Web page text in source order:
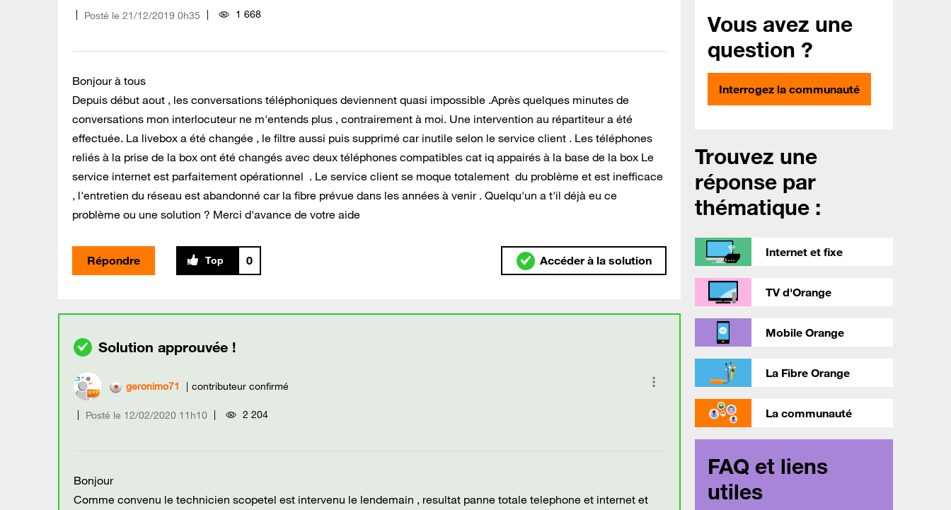
Posté le ‎21/12/2019 0h35 1 668
Bonjour à tous
Depuis début aout , les conversations téléphoniques deviennent quasi impossible .Après quelques minutes de
conversations mon interlocuteur ne m'entends plus , contrairement à moi. Une intervention au répartiteur a été
effectuée. La livebox a été changée , le filtre aussi puis supprimé car inutile selon le service client . Les téléphones
reliés à la prise de la box ont été changés avec deux téléphones compatibles cat iq appairés à la base de la box Le
service internet est parfaitement opérationnel . Le service client se moque totalement du problème et est inefficace
, l'entretien du réseau est abandonné car la fibre prévue dans les années à venir . Quelqu'un a t'il déjà eu ce
problème ou une solution ? Merci d'avance de votre aide
Répondre 0 Accéder à la solution
geronimo71 contributeur confirmé
Posté le ‎12/02/2020 11h10 2 204
Bonjour
Comme convenu le technicien scopetel est intervenu le lendemain , resultat panne totale telephone et internet et
Vous avez une
question ?
Interrogez la communauté
Trouvez une
réponse par
thématique :
Internet et fixe
TV d'Orange
Mobile Orange
La Fibre Orange
La communauté
FAQ et liens
utiles